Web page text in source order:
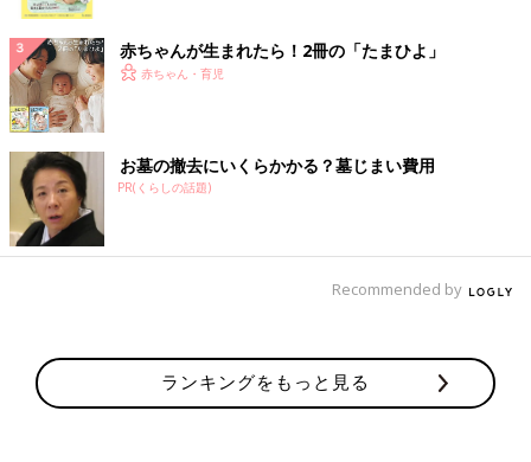
赤ちゃんが生まれたら！2冊の「たまひよ」
赤ちゃん・育児
お墓の撤去にいくらかかる？墓じまい費用
PR(くらしの話題)
Recommended by
ランキングをもっと見る